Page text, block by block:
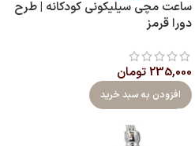
ساعت مچی سیلیکونی کودکانه | طرح
دورا قرمز
235,000تومان
افزودن به سبد خرید